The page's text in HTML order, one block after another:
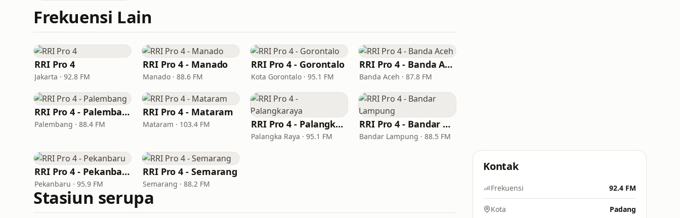
Frekuensi Lain
RRI Pro 4
Jakarta · 92.8 FM
RRI Pro 4 - Manado
Manado · 88.6 FM
RRI Pro 4 - Gorontalo
Kota Gorontalo · 95.1 FM
RRI Pro 4 - Banda Aceh
Banda Aceh · 87.8 FM
RRI Pro 4 - Palembang
Palembang · 88.4 FM
RRI Pro 4 - Mataram
Mataram · 103.4 FM RRI Pro 4 - Palangkaraya
Palangka Raya · 95.1 FM
RRI Pro 4 - Bandar Lampung
Bandar Lampung · 88.5 FM
RRI Pro 4 - Pekanbaru
Pekanbaru · 95.9 FM
RRI Pro 4 - Semarang
Semarang · 88.2 FM
Stasiun serupa
Kontak
Frekuensi 92.4 FM
Kota Padang